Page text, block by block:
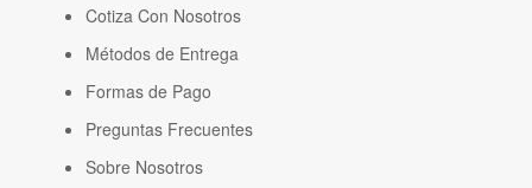
Cotiza Con Nosotros
Métodos de Entrega
Formas de Pago
Preguntas Frecuentes
Sobre Nosotros